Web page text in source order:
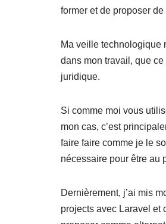
former et de proposer
Ma veille technologique
dans mon travail, que
juridique.
Si comme moi vous
mon cas, c’est
faire faire comme je le
nécessaire pour être au
Dernièrement, j’ai mis
projects avec Laravel et